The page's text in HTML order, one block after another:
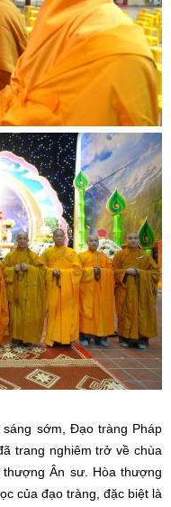
sớm, Đạo tràng Pháp
trang nghiêm trở về chùa
Ân sư. Hòa thượng
của đạo tràng, đặc biệt là